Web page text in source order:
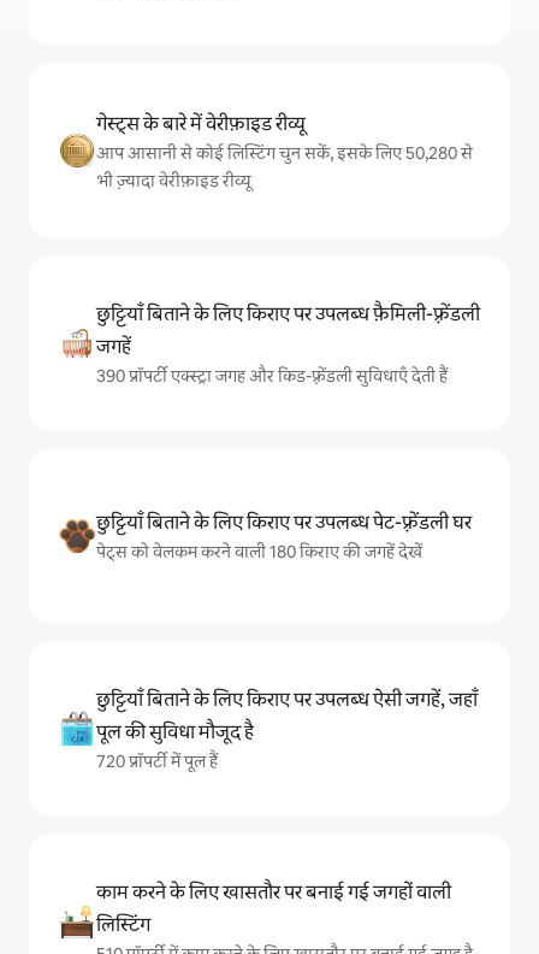
गेस्ट्स के बारे में वेरीफ़ाइड रीव्यू
आप आसानी से कोई लिस्टिंग चुन सकें, इसके लिए 50,280 से
भी ज़्यादा वेरीफ़ाइड रीव्यू
छुट्टियाँ बिताने के लिए किराए पर उपलब्ध फ़ैमिली-फ़्रेंडली
जगहें
390 प्रॉपर्टी एक्स्ट्रा जगह और किड-फ़्रेंडली सुविधाएँ देती हैं
छुट्टियाँ बिताने के लिए किराए पर उपलब्ध पेट-फ़्रेंडली घर
पेट्स को वेलकम करने वाली 180 किराए की जगहें देखें
छुट्टियाँ बिताने के लिए किराए पर उपलब्ध ऐसी जगहें, जहाँ
पूल की सुविधा मौजूद है
720 प्रॉपर्टी में पूल हैं
काम करने के लिए खासतौर पर बनाई गई जगहों वाली
लिस्टिंग